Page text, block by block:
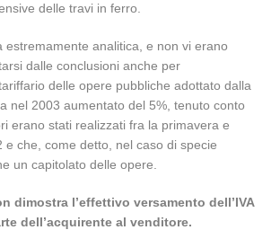
delle travi in ferro.
estremamente analitica, e non vi erano
dalle conclusioni anche per
delle opere pubbliche adottato dalla
nel 2003 aumentato del 5%, tenuto conto
erano stati realizzati fra la primavera e
e che, come detto, nel caso di specie
un capitolato delle opere.
dimostra l’effettivo versamento dell’IVA
dell’acquirente al venditore.